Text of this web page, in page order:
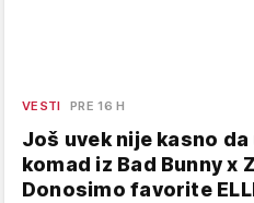
VESTI PRE 16 H
Još uvek nije kasno
komad iz Bad Bunny x
Donosimo favorite